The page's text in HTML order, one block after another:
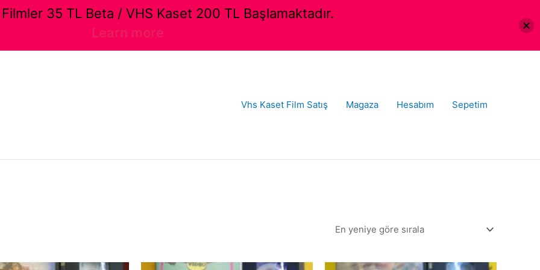
Vhs Kaset Film Satış Magaza Hesabım Sepetim
35 TL Beta / VHS Kaset 200 TL Başlamaktadır.
Learn more